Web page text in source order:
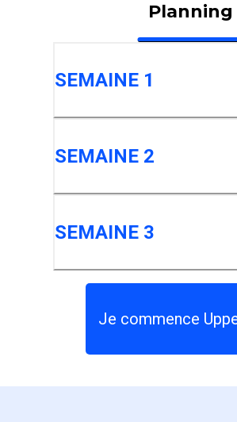
Planning
SEMAINE 1
SEMAINE 2
SEMAINE 3
Je commence